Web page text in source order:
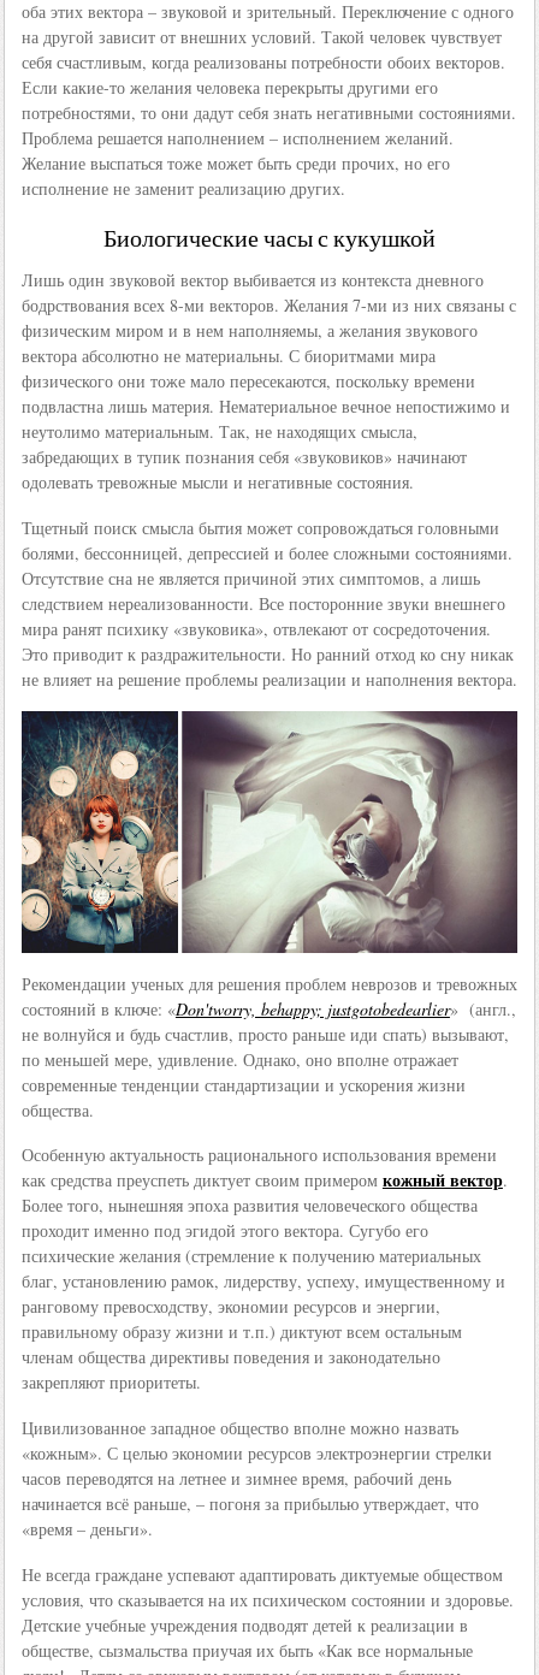
оба этих вектора – звуковой и зрительный. Переключение с одного
на другой зависит от внешних условий. Такой человек чувствует
себя счастливым, когда реализованы потребности обоих векторов.
Если какие-то желания человека перекрыты другими его
потребностями, то они дадут себя знать негативными состояниями.
Проблема решается наполнением – исполнением желаний.
Желание выспаться тоже может быть среди прочих, но его
исполнение не заменит реализацию других.
Биологические часы с кукушкой
Лишь один звуковой вектор выбивается из контекста дневного
бодрствования всех 8-ми векторов. Желания 7-ми из них связаны с
физическим миром и в нем наполняемы, а желания звукового
вектора абсолютно не материальны. С биоритмами мира
физического они тоже мало пересекаются, поскольку времени
подвластна лишь материя. Нематериальное вечное непостижимо и
неутолимо материальным. Так, не находящих смысла,
забредающих в тупик познания себя «звуковиков» начинают
одолевать тревожные мысли и негативные состояния.
Тщетный поиск смысла бытия может сопровождаться головными
болями, бессонницей, депрессией и более сложными состояниями.
Отсутствие сна не является причиной этих симптомов, а лишь
следствием нереализованности. Все посторонние звуки внешнего
мира ранят психику «звуковика», отвлекают от сосредоточения.
Это приводит к раздражительности. Но ранний отход ко сну никак
не влияет на решение проблемы реализации и наполнения вектора.
Рекомендации ученых для решения проблем неврозов и тревожных
состояний в ключе: «Don'tworry, behappy; justgotobedearlier» (англ.,
не волнуйся и будь счастлив, просто раньше иди спать) вызывают,
по меньшей мере, удивление. Однако, оно вполне отражает
современные тенденции стандартизации и ускорения жизни
общества.
Особенную актуальность рационального использования времени
как средства преуспеть диктует своим примером кожный вектор.
Более того, нынешняя эпоха развития человеческого общества
проходит именно под эгидой этого вектора. Сугубо его
психические желания (стремление к получению материальных
благ, установлению рамок, лидерству, успеху, имущественному и
ранговому превосходству, экономии ресурсов и энергии,
правильному образу жизни и т.п.) диктуют всем остальным
членам общества директивы поведения и законодательно
закрепляют приоритеты.
Цивилизованное западное общество вполне можно назвать
«кожным». С целью экономии ресурсов электроэнергии стрелки
часов переводятся на летнее и зимнее время, рабочий день
начинается всё раньше, – погоня за прибылью утверждает, что
«время – деньги».
Не всегда граждане успевают адаптировать диктуемые обществом
условия, что сказывается на их психическом состоянии и здоровье.
Детские учебные учреждения подводят детей к реализации в
обществе, сызмальства приучая их быть «Как все нормальные